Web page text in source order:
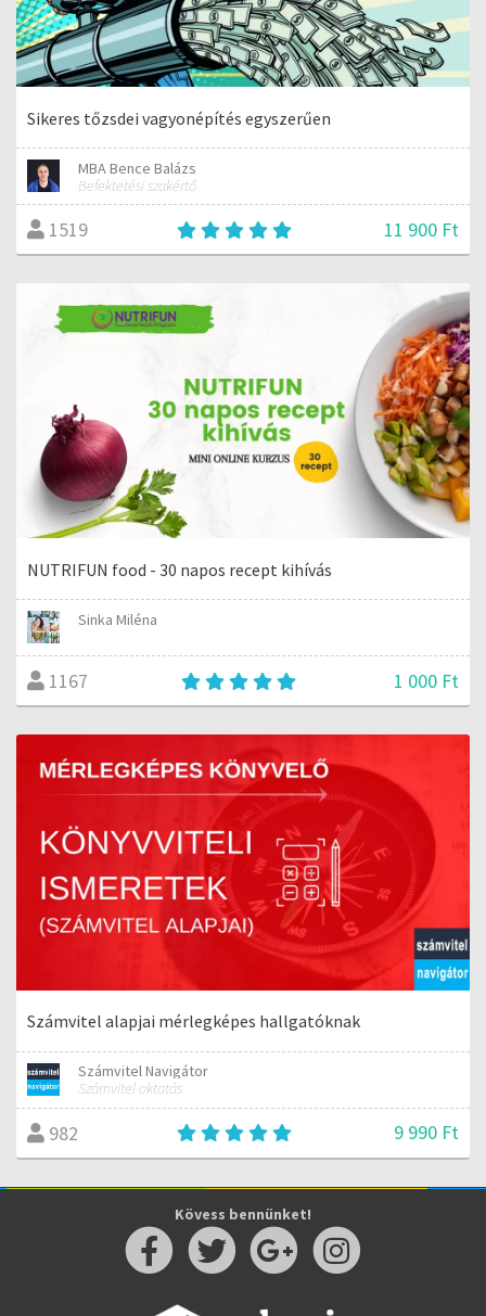
Sikeres tőzsdei vagyonépítés egyszerűen
MBA Bence Balázs
Befektetési szakértő
1519 11 900 Ft
NUTRIFUN food - 30 napos recept kihívás
Sinka Miléna
1167 1 000 Ft
Számvitel alapjai mérlegképes hallgatóknak
Számvitel Navigátor
Számvitel oktatás
982 9 990 Ft
Kövess bennünket!